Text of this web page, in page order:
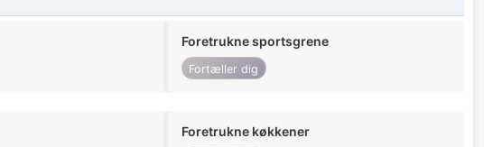
Foretrukne sportsgrene
Fortæller dig
Foretrukne køkkener